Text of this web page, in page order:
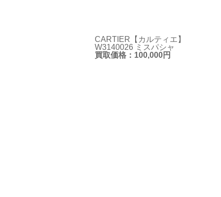
CARTIER【カルティエ】
W3140026 ミスパシャ
買取価格：100,000円